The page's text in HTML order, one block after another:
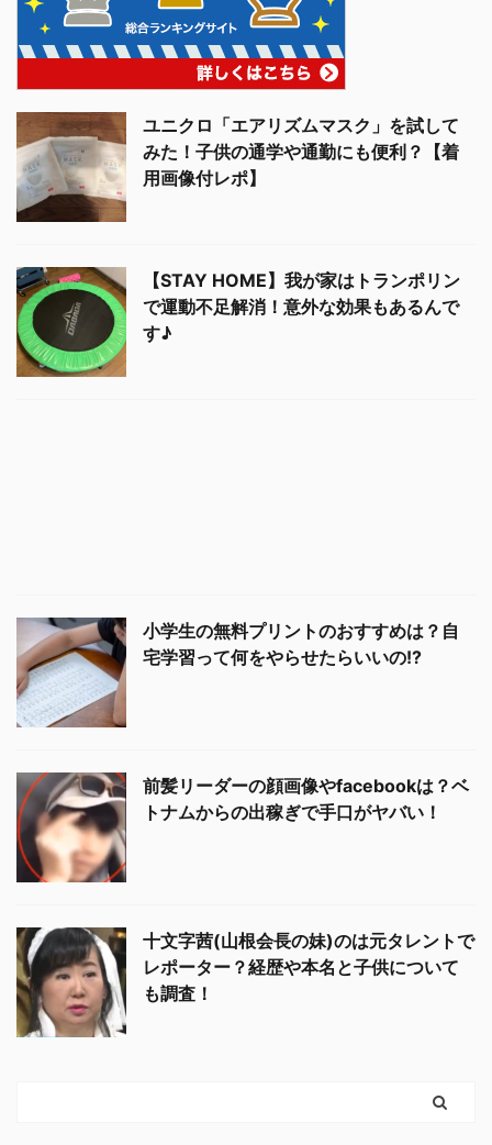
ユニクロ「エアリズムマスク」を試して
みた！子供の通学や通勤にも便利？【着
用画像付レポ】
【STAY HOME】我が家はトランポリン
で運動不足解消！意外な効果もあるんで
す♪
小学生の無料プリントのおすすめは？自
宅学習って何をやらせたらいいの!?
前髪リーダーの顔画像やfacebookは？ベ
トナムからの出稼ぎで手口がヤバい！
十文字茜(山根会長の妹)のは元タレントで
レポーター？経歴や本名と子供について
も調査！